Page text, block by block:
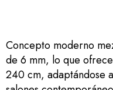
Concepto moderno
de 6 mm, lo que
240 cm, adaptándose